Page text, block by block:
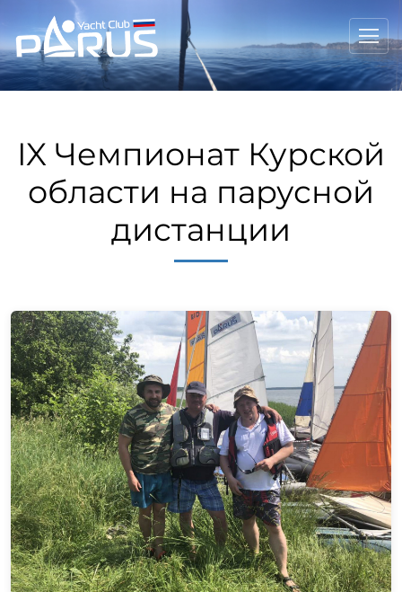
IX Чемпионат Курской
области на парусной
дистанции